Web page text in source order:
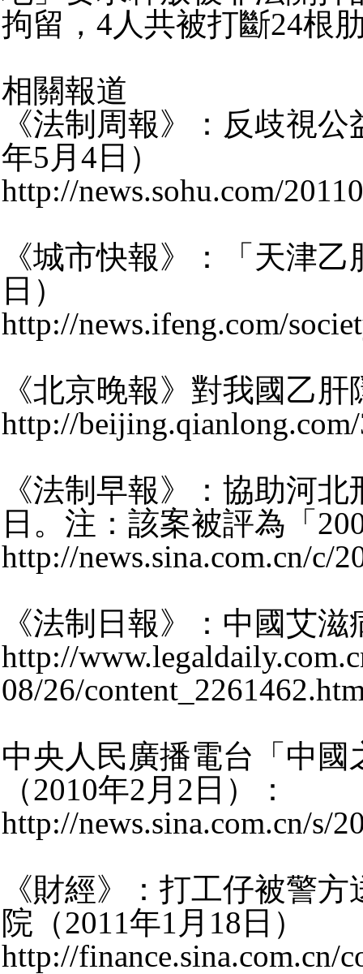
拘留，4人共被打斷24根
相關報道
《法制周報》：反歧視
年5月4日）
http://news.sohu.com/
《城市快報》：「天津
日）
http://news.ifeng.com/
《北京晚報》對我國乙
http://
《法制早報》：協助河
日。注：該案被評為「
http://news.sina.com.cn/c/
《法制日報》：中國艾
http://
08/26/
中央人民廣播電台「中
（2010年2月2日）：
http://news.sina.com.cn/s/
《財經》：打工仔被警
院（2011年1月18日）
http://finance.sina.com.cn/